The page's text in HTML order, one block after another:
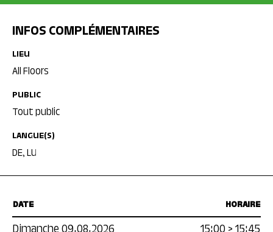
DATE HORAIRE
INFOS COMPLÉMENTAIRES
LIEU
All Floors
PUBLIC
Tout public
LANGUE(S)
DE, LU